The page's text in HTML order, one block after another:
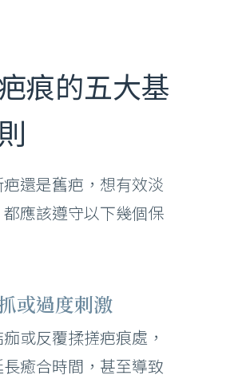
痕的五大基
還是舊疤，想有效淡
應該遵守以下幾個保
或過度刺激
或反覆揉搓疤痕處，
癒合時間，甚至導致